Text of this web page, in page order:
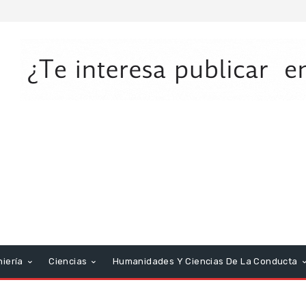
Ciencias Humanidades Y Ciencias De La Conducta